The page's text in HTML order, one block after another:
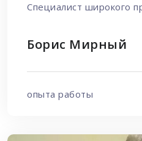
Специалист широкого
Борис Мирный
опыта работы